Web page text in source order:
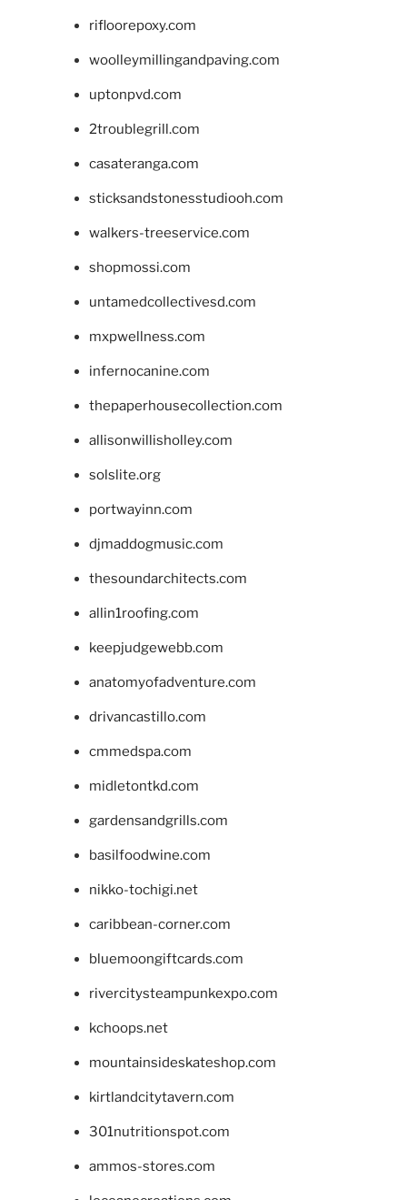
rifloorepoxy.com
woolleymillingandpaving.com
uptonpvd.com
2troublegrill.com
casateranga.com
sticksandstonesstudiooh.com
walkers-treeservice.com
shopmossi.com
untamedcollectivesd.com
mxpwellness.com
infernocanine.com
thepaperhousecollection.com
allisonwillisholley.com
solslite.org
portwayinn.com
djmaddogmusic.com
thesoundarchitects.com
allin1roofing.com
keepjudgewebb.com
anatomyofadventure.com
drivancastillo.com
cmmedspa.com
midletontkd.com
gardensandgrills.com
basilfoodwine.com
nikko-tochigi.net
caribbean-corner.com
bluemoongiftcards.com
rivercitysteampunkexpo.com
kchoops.net
mountainsideskateshop.com
kirtlandcitytavern.com
301nutritionspot.com
ammos-stores.com